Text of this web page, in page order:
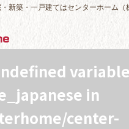
新築・一戸建てはセンターホーム（
variable
in
center-